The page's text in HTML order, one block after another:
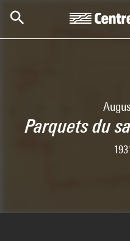
Parquets du